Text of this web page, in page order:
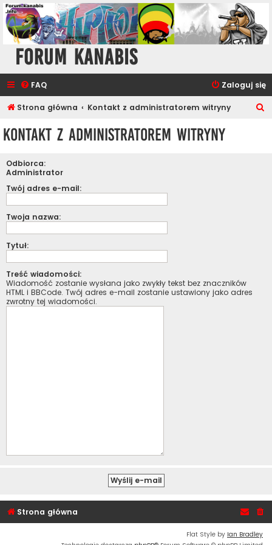
Forum Kanabis
FAQ Zaloguj się
Strona główna Kontakt z administratorem witryny
Kontakt z administratorem witryny
Odbiorca:
Administrator
Twój adres e-mail:
Twoja nazwa:
Tytuł:
Treść wiadomości:
Wiadomość zostanie wysłana jako zwykły tekst bez znaczników
HTML i BBCode. Twój adres e-mail zostanie ustawiony jako adres
zwrotny tej wiadomości.
Strona główna
Flat Style by Ian Bradley